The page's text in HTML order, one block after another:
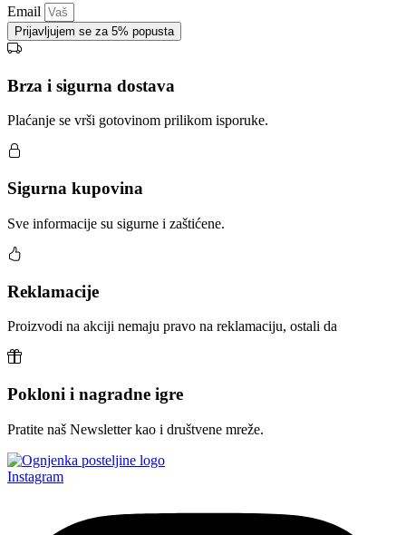
Email
Prijavljujem se za 5% popusta
Brza i sigurna dostava
Plaćanje se vrši gotovinom prilikom isporuke.
Sigurna kupovina
Sve informacije su sigurne i zaštićene.
Reklamacije
Proizvodi na akciji nemaju pravo na reklamaciju, ostali da
Pokloni i nagradne igre
Pratite naš Newsletter kao i društvene mreže.
Instagram